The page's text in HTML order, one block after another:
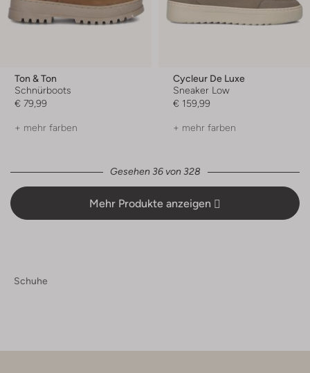
Ton & Ton
Schnürboots
€ 79,99
+ mehr farben
Cycleur De Luxe
Sneaker Low
€ 159,99
+ mehr farben
Gesehen 36 von 328
Mehr Produkte anzeigen
Schuhe